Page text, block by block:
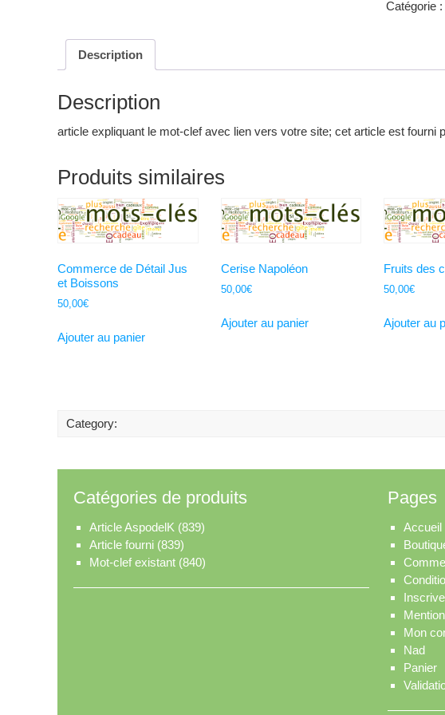
de
Catégorie :
Description
Description
article expliquant le mot-clef avec lien vers votre site; cet article est fourni
Produits similaires
Commerce de Détail Jus
et Boissons
50,00€
Ajouter au panier
Cerise Napoléon
50,00€
Ajouter au panier
Fruits des
50,00€
Ajouter au
Category:
Catégories de produits
Article AspodelK (839)
Article fourni (839)
Mot-clef existant (840)
Pages
Accueil
Mon
Nad
Panier